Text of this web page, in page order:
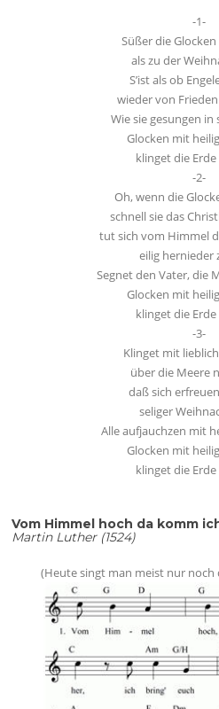
-1-
Süßer die
als zu der
S’ist als ob
wieder von Frieden
Wie sie gesungen in
Glocken mit
klinget die
-2-
Oh, wenn die
schnell sie das
tut sich vom Himmel
eilig hernieder
Segnet den Vater, die
Glocken mit
klinget die
-3-
Klinget mit
über die Meere
daß sich
seliger
Alle aufjauchzen mit
Glocken mit
klinget die
Vom Himmel hoch da komm
Martin Luther (1524)
(Heute singt man meist nur noch